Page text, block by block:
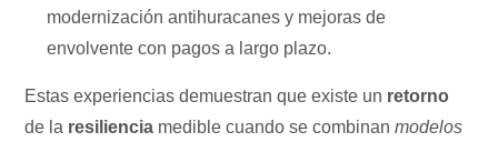
modernización antihuracanes y mejoras de
envolvente con pagos a largo plazo.
Estas experiencias demuestran que existe un retorno
de la resiliencia medible cuando se combinanmodelos